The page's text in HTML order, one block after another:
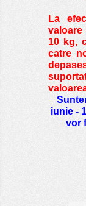
La
valoare
10 kg,
catre
iunie -
vor